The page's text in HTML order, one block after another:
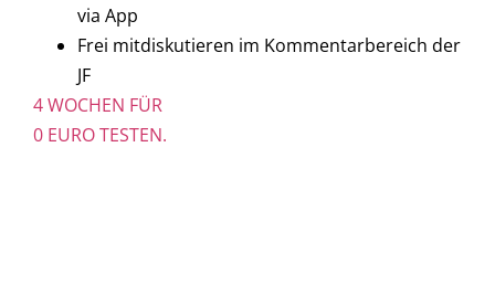
via App
Frei mitdiskutieren im Kommentarbereich der
JF
4 WOCHEN FÜR
0 EURO TESTEN.